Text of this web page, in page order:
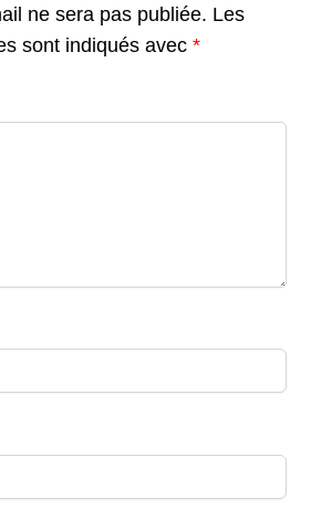
ne sera pas publiée. Les
sont indiqués avec *